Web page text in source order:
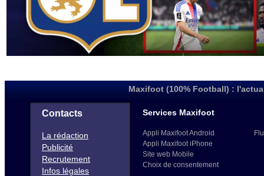
Maxifoot (100% Football) :
Contacts
La rédaction
Publicité
Recrutement
Infos légales
Services Maxifoot
Appli Maxifoot Android
Appli Maxifoot iPhone
Site web Mobile
Choix de consentement